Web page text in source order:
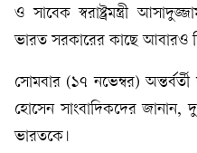
ও সাবেক স্বরাষ্ট্রমন্ত্রী
ভারত সরকারের কাছে আবারও
সোমবার (১৭ নভেম্বর) অন্তর্বর্তী
হোসেন সাংবাদিকদের জানান,
ভারতকে।